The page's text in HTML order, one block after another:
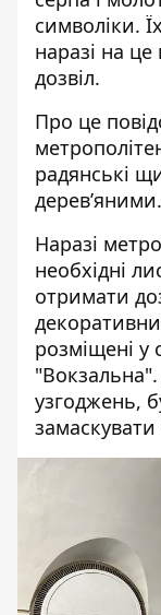
символіки.
наразі на
дозвіл.
Про це
радянські
дерев’яними.
Наразі
необхідні
отримати
розміщені у
узгоджень,
замаскувати